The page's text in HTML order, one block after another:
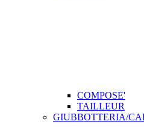
COMPOSE'
TAILLEUR
GIUBBOTTERIA/